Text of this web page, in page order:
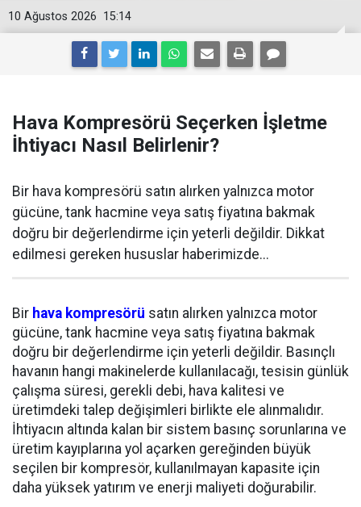
15:14
10 Ağustos 2026
Hava Kompresörü Seçerken İşletme
İhtiyacı Nasıl Belirlenir?
Bir hava kompresörü satın alırken yalnızca motor
gücüne, tank hacmine veya satış fiyatına bakmak
doğru bir değerlendirme için yeterli değildir. Dikkat
edilmesi gereken hususlar haberimizde...
Bir hava kompresörü satın alırken yalnızca motor
gücüne, tank hacmine veya satış fiyatına bakmak
doğru bir değerlendirme için yeterli değildir. Basınçlı
havanın hangi makinelerde kullanılacağı, tesisin günlük
çalışma süresi, gerekli debi, hava kalitesi ve
üretimdeki talep değişimleri birlikte ele alınmalıdır.
İhtiyacın altında kalan bir sistem basınç sorunlarına ve
üretim kayıplarına yol açarken gereğinden büyük
seçilen bir kompresör, kullanılmayan kapasite için
daha yüksek yatırım ve enerji maliyeti doğurabilir.